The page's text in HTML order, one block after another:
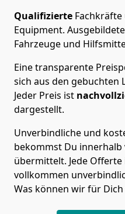
Qualifizierte
Equipment.
Fahrzeuge und
Eine transparente
sich aus den gebuchten
Jeder Preis ist
dargestellt.
Unverbindliche und
bekommst Du
übermittelt. Jede
vollkommen
Was können wir für